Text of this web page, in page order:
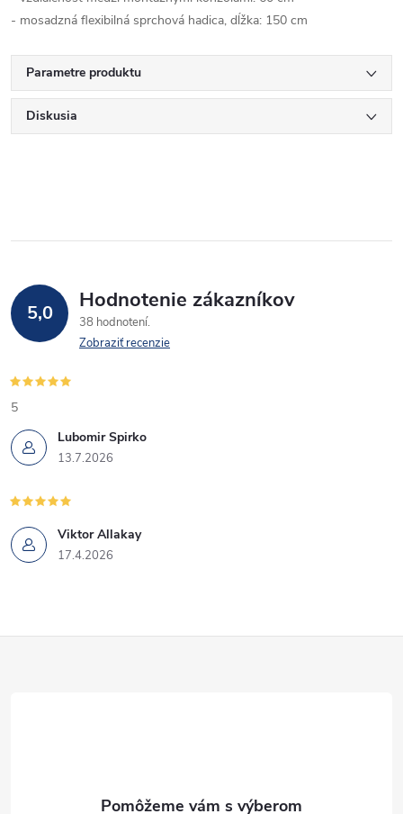
- mosadzná flexibilná sprchová hadica, dĺžka: 150 cm
Parametre produktu
Diskusia
5,0 Hodnotenie zákazníkov
38 hodnotení
Zobraziť recenzie
Lubomir Spirko
13.7.2026
5
Viktor Allakay
17.4.2026